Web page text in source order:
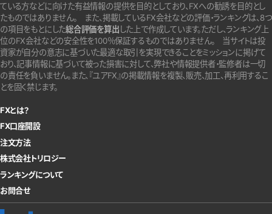
ている方などに向けた有益情報の提供を目的としており、FXへの勧誘を目的とし
たものではありません。 また、掲載しているFX会社などの評価・ランキングは、8つ
の項目をもとにした総合評価を算出 した上で作成しています。ただし、ランキング上
位のFX会社などの安全性を100％保証するものではありません。
当サイトは投
資家が自分の意志に基づいた最適な取引を実現できることをミッションに掲げて
おり、記事情報に基づいて被った損害に対して、弊社や情報提供者・監修者は一切
の責任を負いません。また、『ユアFX』の掲載情報を複製、販売、加工、再利用するこ
とを固く禁じます。
FXとは？
FX口座開設
注文方法
株式会社トリロジー
ランキングについて
お問合せ